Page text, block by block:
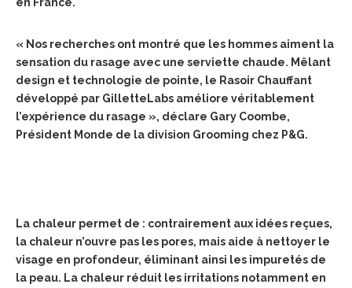
« Nos recherches ont montré que les hommes aiment la
sensation du rasage avec une serviette chaude. Mêlant
design et technologie de pointe, le Rasoir Chauffant
développé par GilletteLabs améliore véritablement
l’expérience du rasage », déclare Gary Coombe,
Président Monde de la division Grooming chez P&G.
La chaleur permet de : contrairement aux idées reçues,
la chaleur n’ouvre pas les pores, mais aide à nettoyer le
visage en profondeur, éliminant ainsi les impuretés de
la peau. La chaleur réduit les irritations notamment en